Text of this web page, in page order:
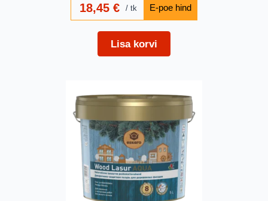
18,45 € tk
Lisa korvi